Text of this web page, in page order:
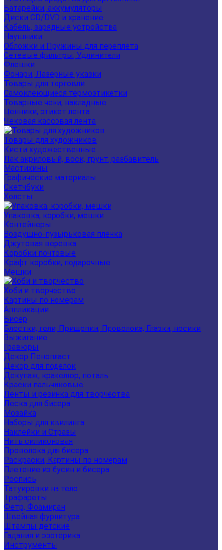
Батарейки, аккумуляторы
Диски CD/DVD и хранение
Кабель, зарядные устройства
Наушники
Обложки и Пружины для переплета
Сетевые фильтры, Удлинители
Флешки
Фонари, Лазерные указки
Товары для торговли
Самоклеющиеся термоэтикетки
Товарные чеки, накладные
Ценники, этикет лента
Чековая кассовая лента
Товары для художников
Кисти художественные
Лак акриловый, воск, грунт, разбавитель
Мастихины
Графические материалы
Скетчбуки
Холсты
Упаковка, коробки, мешки
Контейнеры
Воздушно-пузырьковая плёнка
Джутовая веревка
Коробки почтовые
Крафт коробки, подарочные
Мешки
Хоби и творчество
Картины по номерам
Аппликации
Бисер
Блестки, гели, Прищепки, Проволока, Глазки, носики
Выжигание
Гравюры
Декор Пенопласт
Декор для поделок
Декупаж, кракелюр, поталь
Краски пальчиковые
Ленты и резинка для творчества
Леска для бисера
Мозайка
Наборы для квилинга
Наклейки и Стразы
Нить силиконовая
Проволока для бисера
Раскраски, Картины по номерам
Плетение из бусин и бисера
Роспись
Татуировки на тело
Трафареты
Фетр, Фоамиран
Швейная фурнитура
Штампы детские
Гадания и эзотерика
Инструменты